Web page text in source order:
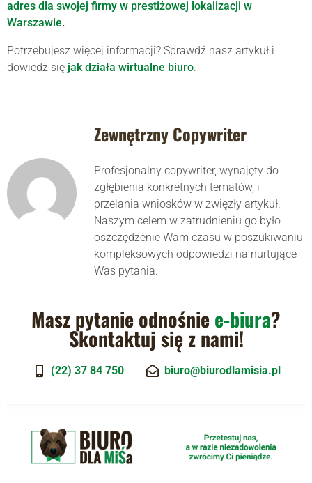
adres dla swojej firmy w prestiżowej lokalizacji w
Warszawie.
Potrzebujesz więcej informacji? Sprawdź nasz artykuł i
dowiedz się jak działa wirtualne biuro.
Zewnętrzny Copywriter
Profesjonalny copywriter, wynajęty do
zgłębienia konkretnych tematów, i
przelania wniosków w zwięzły artykuł.
Naszym celem w zatrudnieniu go było
oszczędzenie Wam czasu w poszukiwaniu
kompleksowych odpowiedzi na nurtujące
Was pytania.
Masz pytanie odnośnie e-biura?
Skontaktuj się z nami!
(22) 37 84 750 biuro@biurodlamisia.pl